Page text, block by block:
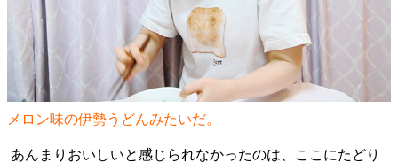
メロン味の伊勢うどんみたいだ。
あんまりおいしいと感じられなかったのは、ここにたどり